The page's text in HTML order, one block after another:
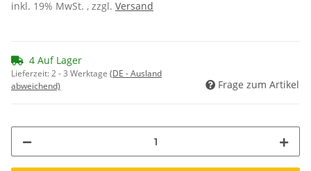
inkl. 19% MwSt. , zzgl. Versand
4 Auf Lager
Lieferzeit:2 - 3 Werktage (DE - Ausland
abweichend)
Frage zum Artikel